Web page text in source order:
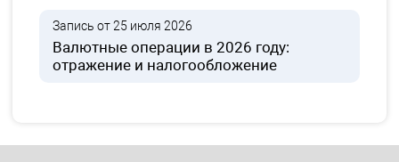
Запись от 25 июля 2026
Валютные операции в 2026 году:
отражение и налогообложение